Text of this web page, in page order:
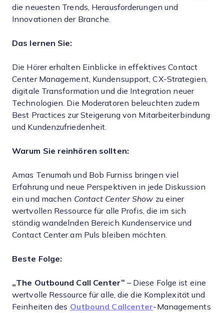
die neuesten Trends, Herausforderungen und
Innovationen der Branche.
Das lernen Sie:
Die Hörer erhalten Einblicke in effektives Contact
Center Management, Kundensupport, CX-Strategien,
digitale Transformation und die Integration neuer
Technologien. Die Moderatoren beleuchten zudem
Best Practices zur Steigerung von Mitarbeiterbindung
und Kundenzufriedenheit.
Warum Sie reinhören sollten:
Amas Tenumah und Bob Furniss bringen viel
Erfahrung und neue Perspektiven in jede Diskussion
ein und machen Contact Center Show zu einer
wertvollen Ressource für alle Profis, die im sich
ständig wandelnden Bereich Kundenservice und
Contact Center am Puls bleiben möchten.
Beste Folge:
„The Outbound Call Center“ – Diese Folge ist eine
wertvolle Ressource für alle, die die Komplexität und
Feinheiten des Outbound Callcenter-Managements